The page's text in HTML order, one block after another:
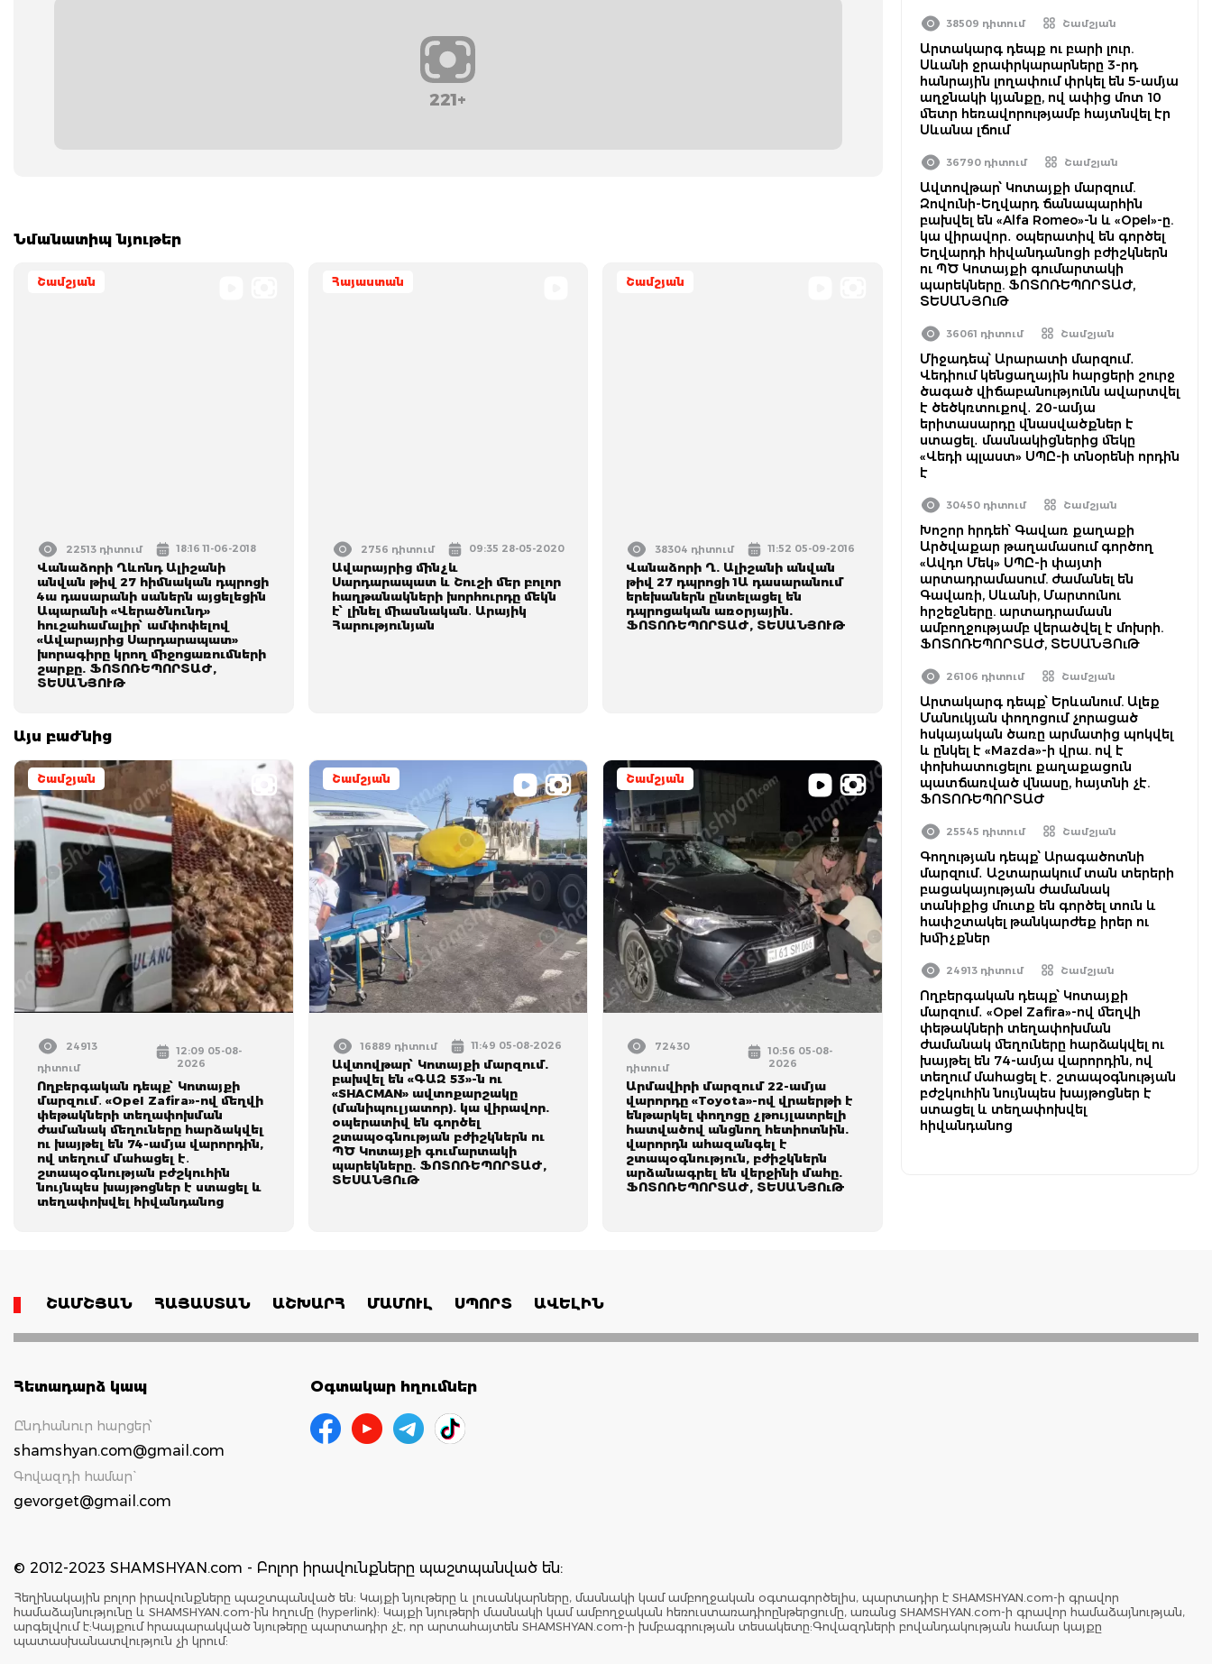
221+
Նմանատիպ նյութեր
Շամշյան
22513 դիտում 18:16 11-06-2018
Վանաձորի Ղևոնդ Ալիշանի
անվան թիվ 27 հիմնական դպրոցի
4ա դասարանի սաներն այցելեցին
Ապարանի «Վերածնունդ»
հուշահամալիր՝ ամփոփելով
«Ավարայրից Սարդարապատ»
խորագիրը կրող միջոցառումների
շարքը. ՖՈՏՈՌԵՊՈՐՏԱԺ,
ՏԵՍԱՆՅՈՒԹ
Հայաստան
2756 դիտում 09:35 28-05-2020
Ավարայրից մինչև
Սարդարապատ և Շուշի մեր բոլոր
հաղթանակների խորհուրդը մեկն
է՝ լինել միասնական․ Արայիկ
Հարությունյան
Շամշյան
38304 դիտում 11:52 05-09-2016
Վանաձորի Ղ. Ալիշանի անվան
թիվ 27 դպրոցի 1Ա դասարանում
երեխաներն ընտելացել են
դպրոցական առօրյային.
ՖՈՏՈՌԵՊՈՐՏԱԺ, ՏԵՍԱՆՅՈՒԹ
Այս բաժնից
Շամշյան
24913
դիտում
12:09 05-08-
2026
Ողբերգական դեպք՝ Կոտայքի
մարզում․ «Opel Zafira»-ով մեղվի
փեթակների տեղափոխման
ժամանակ մեղուները հարձակվել
ու խայթել են 74-ամյա վարորդին,
ով տեղում մահացել է․
շտապօգնության բժշկուհին
նույնպես խայթոցներ է ստացել և
տեղափոխվել հիվանդանոց
Շամշյան
16889 դիտում 11:49 05-08-2026
Ավտովթար՝ Կոտայքի մարզում.
բախվել են «ԳԱԶ 53»-ն ու
«SHACMAN» ավտոքարշակը
(մանիպուլյատոր). կա վիրավոր.
օպերատիվ են գործել
շտապօգնության բժիշկներն ու
ՊԾ Կոտայքի գումարտակի
պարեկները. ՖՈՏՈՌԵՊՈՐՏԱԺ,
ՏԵՍԱՆՅՈւԹ
Շամշյան
72430
դիտում
10:56 05-08-
2026
Արմավիրի մարզում 22-ամյա
վարորդը «Toyota»-ով վրաերթի է
ենթարկել փողոցը չթույլատրելի
հատվածով անցնող հետիոտնին.
վարորդն ահազանգել է
շտապօգնություն, բժիշկներն
արձանագրել են վերջինի մահը.
ՖՈՏՈՌԵՊՈՐՏԱԺ, ՏԵՍԱՆՅՈւԹ
38509 դիտում Շամշյան
Արտակարգ դեպք ու բարի լուր.
Սևանի ջրափրկարարները 3-րդ
հանրային լողափում փրկել են 5-ամյա
աղջնակի կյանքը, ով ափից մոտ 10
մետր հեռավորությամբ հայտնվել էր
Սևանա լճում
36790 դիտում Շամշյան
Ավտովթար՝ Կոտայքի մարզում.
Զովունի-Եղվարդ ճանապարհին
բախվել են «Alfa Romeo»-ն և «Opel»-ը.
կա վիրավոր․ օպերատիվ են գործել
Եղվարդի հիվանդանոցի բժիշկներն
ու ՊԾ Կոտայքի գումարտակի
պարեկները. ՖՈՏՈՌԵՊՈՐՏԱԺ,
ՏԵՍԱՆՅՈւԹ
36061 դիտում Շամշյան
Միջադեպ՝ Արարատի մարզում․
Վեդիում կենցաղային հարցերի շուրջ
ծագած վիճաբանությունն ավարտվել
է ծեծկռտուքով․ 20-ամյա
երիտասարդը վնասվածքներ է
ստացել․ մասնակիցներից մեկը
«Վեդի պլաստ» ՍՊԸ-ի տնօրենի որդին
է
30450 դիտում Շամշյան
Խոշոր հրդեհ՝ Գավառ քաղաքի
Արծվաքար թաղամասում գործող
«Ավդո Մեկ» ՍՊԸ-ի փայտի
արտադրամասում. ժամանել են
Գավառի, Սևանի, Մարտունու
հրշեջները. արտադրամասն
ամբողջությամբ վերածվել է մոխրի.
ՖՈՏՈՌԵՊՈՐՏԱԺ, ՏԵՍԱՆՅՈւԹ
26106 դիտում Շամշյան
Արտակարգ դեպք՝ Երևանում. Ալեք
Մանուկյան փողոցում չորացած
հսկայական ծառը արմատից պոկվել
և ընկել է «Mazda»-ի վրա. ով է
փոխհատուցելու քաղաքացուն
պատճառված վնասը, հայտնի չէ.
ՖՈՏՈՌԵՊՈՐՏԱԺ
25545 դիտում Շամշյան
Գողության դեպք՝ Արագածոտնի
մարզում․ Աշտարակում տան տերերի
բացակայության ժամանակ
տանիքից մուտք են գործել տուն և
հափշտակել թանկարժեք իրեր ու
խմիչքներ
24913 դիտում Շամշյան
Ողբերգական դեպք՝ Կոտայքի
մարզում․ «Opel Zafira»-ով մեղվի
փեթակների տեղափոխման
ժամանակ մեղուները հարձակվել ու
խայթել են 74-ամյա վարորդին, ով
տեղում մահացել է․ շտապօգնության
բժշկուհին նույնպես խայթոցներ է
ստացել և տեղափոխվել
հիվանդանոց
ՇԱՄՇՅԱՆ ՀԱՅԱՍՏԱՆ ԱՇԽԱՐՀ ՄԱՄՈՒԼ ՍՊՈՐՏ ԱՎԵԼԻՆ
Հետադարձ կապ
Ընդհանուր հարցեր՝
shamshyan.com@gmail.com
Գովազդի համար`
gevorget@gmail.com
Օգտակար հղումներ
© 2012-2023 SHAMSHYAN.com - Բոլոր իրավունքները պաշտպանված են:
Հեղինակային բոլոր իրավունքները պաշտպանված են: Կայքի նյութերը և լուսանկարները, մասնակի կամ ամբողջական օգտագործելիս, պարտադիր է SHAMSHYAN.com-ի գրավոր
համաձայնությունը և SHAMSHYAN.com-ին հղումը (hyperlink): Կայքի նյութերի մասնակի կամ ամբողջական հեռուստառադիոընթերցումը, առանց SHAMSHYAN.com-ի գրավոր համաձայնության,
արգելվում է:Կայքում հրապարակված նյութերը պարտադիր չէ, որ արտահայտեն SHAMSHYAN.com-ի խմբագրության տեսակետը:Գովազդների բովանդակության համար կայքը
պատասխանատվություն չի կրում: